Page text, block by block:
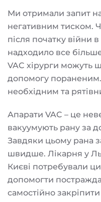
Ми отримали запит на
негативним тиском.
після початку війни в
надходило все
VAC хірурги можуть
допомогу
необхідним та
Апарати VAC – це
вакуумують рану за
Завдяки цьому рана
швидше. Лікарня у
Києві потребували
допомогти
самостійно